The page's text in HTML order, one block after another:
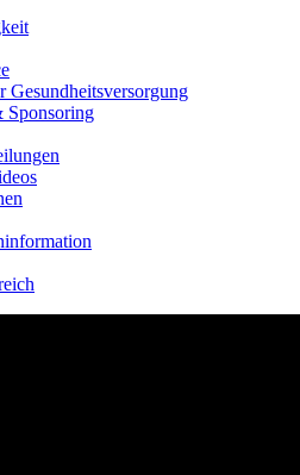
Gesundheitsversorgung
Sponsoring